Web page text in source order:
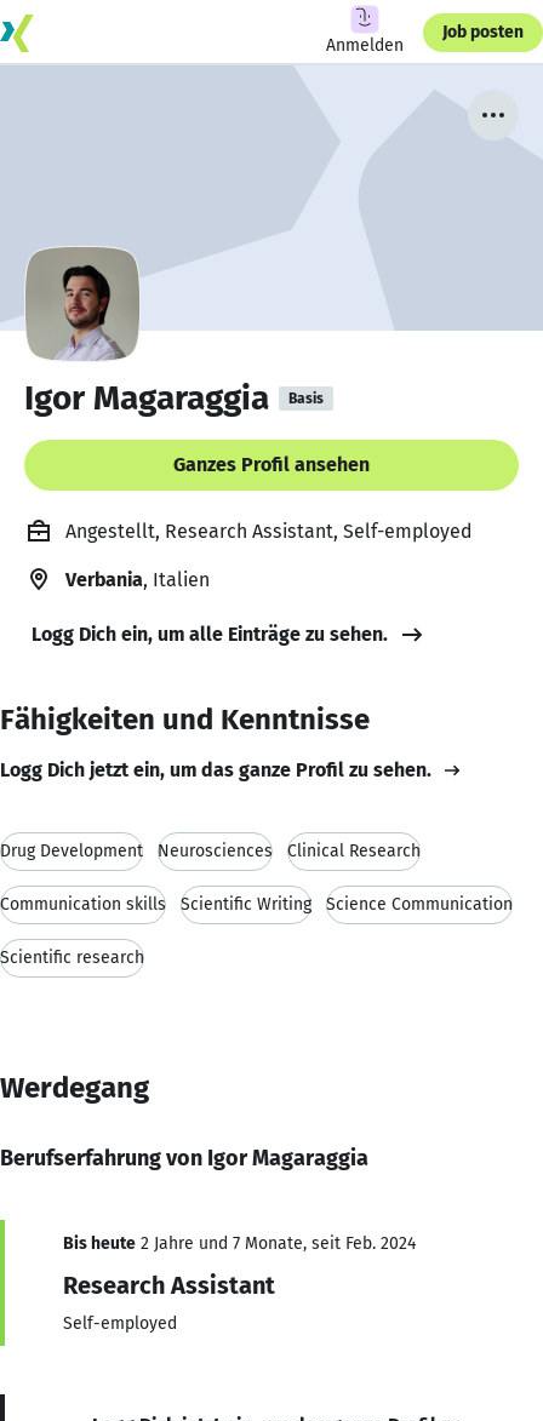
Anmelden
Job posten
Igor Magaraggia Basis
Ganzes Profil ansehen
Angestellt, Research Assistant, Self-employed
Verbania, Italien
Logg Dich ein, um alle Einträge zu sehen.
Fähigkeiten und Kenntnisse
Logg Dich jetzt ein, um das ganze Profil zu sehen.
Drug Development Neurosciences Clinical Research
Communication skills Scientific Writing Science Communication
Scientific research
Werdegang
Berufserfahrung von Igor Magaraggia
Bis heute 2 Jahre und 7 Monate, seit Feb. 2024
Research Assistant
Self-employed